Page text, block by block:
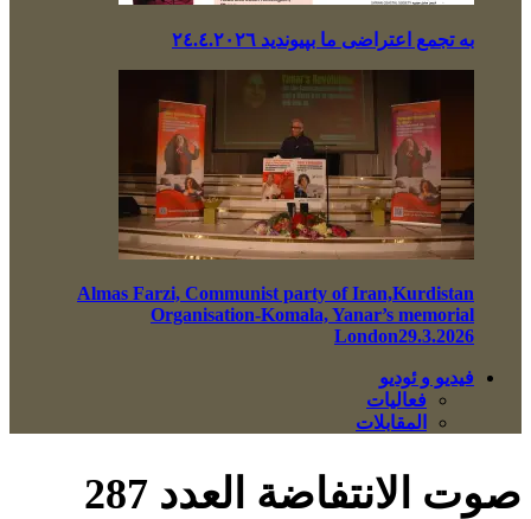
بە تجمع اعتراضی ما بپیوندید ٢٤.٤.٢٠٢٦
Almas Farzi, Communist party of Iran,Kurdistan
Organisation-Komala, Yanar’s memorial
London29.3.2026
فيديو و ئوديو
فعاليات
المقابلات
صوت الانتفاضة العدد 287